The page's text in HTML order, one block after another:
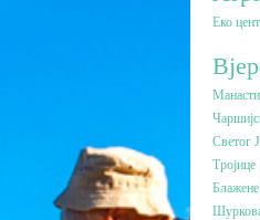
Еко
Светог
Тројице